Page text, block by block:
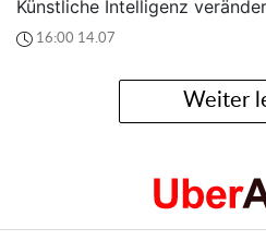
Künstliche Intelligenz
16:00 14.07
Weiter